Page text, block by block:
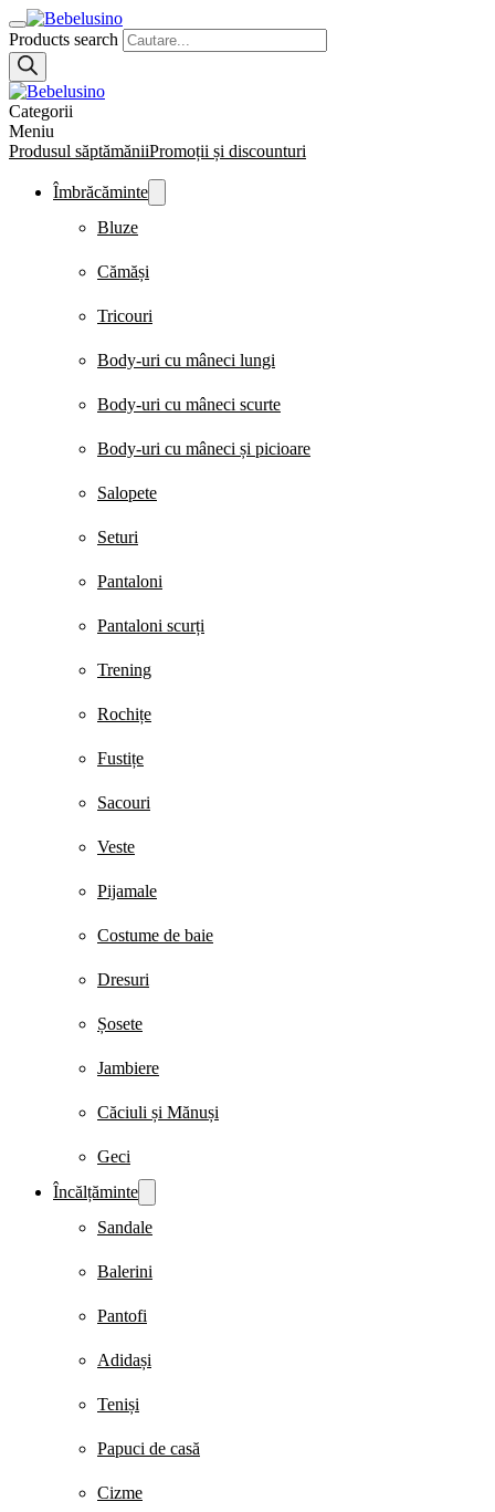
Products search
Categorii
Meniu
Produsul săptămăniiPromoții și discounturi
Îmbrăcăminte
Bluze
Cămăși
Tricouri
Body-uri cu mâneci lungi
Body-uri cu mâneci scurte
Body-uri cu mâneci și picioare
Salopete
Seturi
Pantaloni
Pantaloni scurți
Trening
Rochițe
Fustițe
Sacouri
Veste
Pijamale
Costume de baie
Dresuri
Șosete
Jambiere
Căciuli și Mănuși
Geci
Încălțăminte
Sandale
Balerini
Pantofi
Adidași
Teniși
Papuci de casă
Cizme